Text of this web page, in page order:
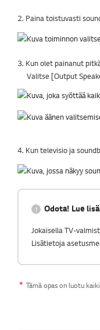
2. Paina toistuvasti
3. Kun olet painanut
Valitse [Output
4. Kun televisio ja
Odota! Lue
Jokaisella TV-
Lisätietoja
Tämä opas on luotu